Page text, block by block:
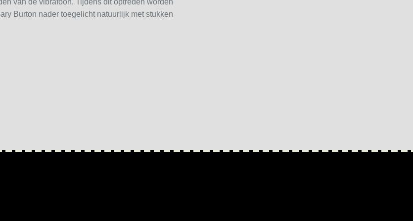
van de vibrafoon. Tijdens dit optreden worden
Burton nader toegelicht natuurlijk met stukken